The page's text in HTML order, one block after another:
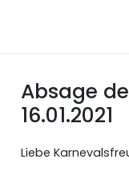
Absage
16.01.2021
Liebe